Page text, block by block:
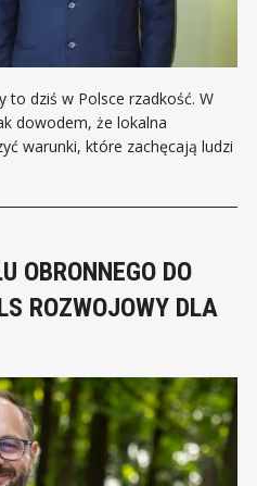
dowodem, że lokalna
warunki, które zachęcają ludzi
pomysł
OBRONNEGO DO
ROZWOJOWY DLA